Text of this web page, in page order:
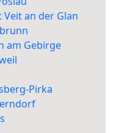
an der Glan
am Gebirge
Pirka